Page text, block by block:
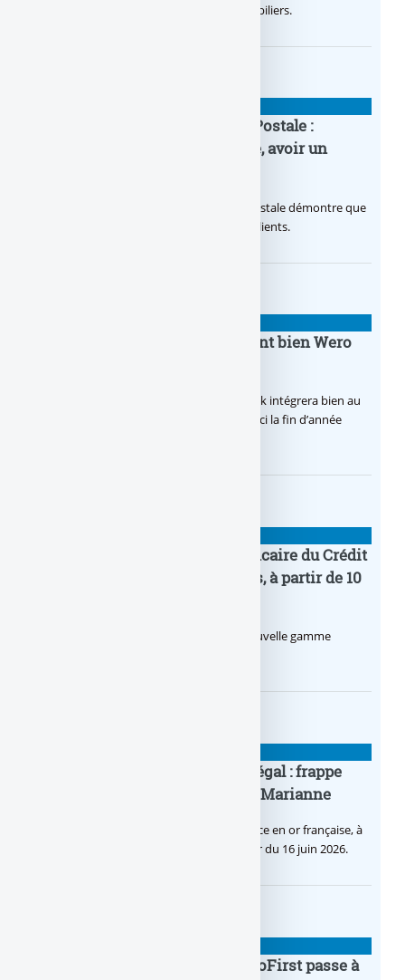
2026, via un octroi massif de crédits immobiliers.
20e anniversaire de la Banque Postale :
nouvelle campagne publicitaire, avoir un
Avec sa nouvelle campagne, La Banque Postale démontre que
sa citoyenneté crée de la valeur pour ses clients.
BoursoBank intègrera finalement bien Wero
Après de multiples hésitations, Boursobank intégrera bien au
final la solution de virement SEPA Wero d’ici la fin d’année
Pro by CA : la nouvelle offre bancaire du Crédit
Agricole pour les entrepreneurs, à partir de 10
Le Crédit Agricole lance Pro by CA, une nouvelle gamme
Pièce en OR française à cours légal : frappe
inaugurale du nouveau Bullion, Marianne
C’est une petite révolution, la nouvelle pièce en or française, à
cours légal, sera commercialisée à compter du 16 juin 2026.
Le taux du livret épargne BoursoFirst passe à